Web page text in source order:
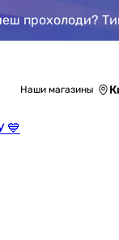
прохолоди?
💙
Наши магазины